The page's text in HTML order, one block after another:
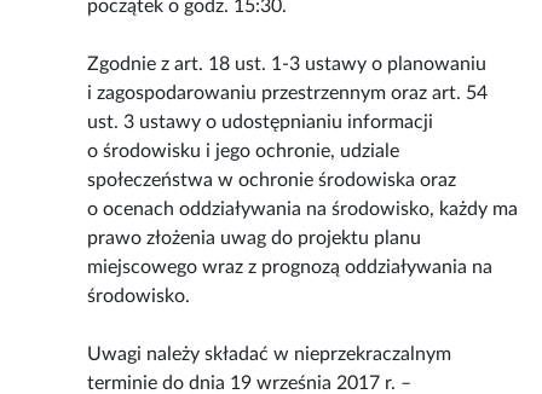
początek o godz. 15:30.
Zgodnie z art. 18 ust. 1-3 ustawy o planowaniu
i zagospodarowaniu przestrzennym oraz art. 54
ust. 3 ustawy o udostępnianiu informacji
o środowisku i jego ochronie, udziale
społeczeństwa w ochronie środowiska oraz
o ocenach oddziaływania na środowisko, każdy ma
prawo złożenia uwag do projektu planu
miejscowego wraz z prognozą oddziaływania na
środowisko.
Uwagi należy składać w nieprzekraczalnym
terminie do dnia 19 września 2017 r. –